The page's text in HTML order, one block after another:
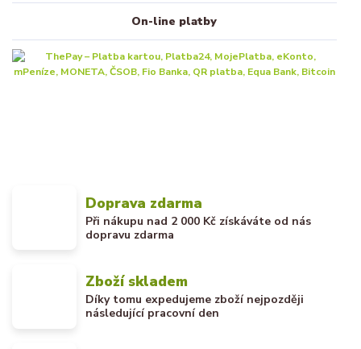
On-line platby
Doprava zdarma
Při nákupu nad 2 000 Kč získáváte od nás
dopravu zdarma
Zboží skladem
Díky tomu expedujeme zboží nejpozději
následující pracovní den